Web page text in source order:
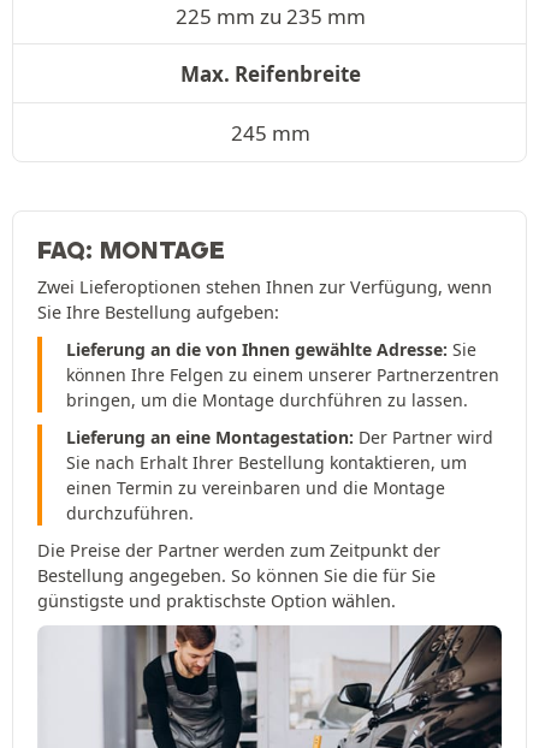
225 mm zu 235 mm
Max. Reifenbreite
245 mm
FAQ: MONTAGE
Zwei Lieferoptionen stehen Ihnen zur Verfügung, wenn
Sie Ihre Bestellung aufgeben:
Lieferung an die von Ihnen gewählte Adresse: Sie
können Ihre Felgen zu einem unserer Partnerzentren
bringen, um die Montage durchführen zu lassen.
Lieferung an eine Montagestation: Der Partner wird
Sie nach Erhalt Ihrer Bestellung kontaktieren, um
einen Termin zu vereinbaren und die Montage
durchzuführen.
Die Preise der Partner werden zum Zeitpunkt der
Bestellung angegeben. So können Sie die für Sie
günstigste und praktischste Option wählen.